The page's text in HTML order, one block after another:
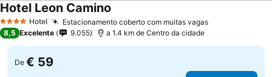
4 EstrelasHotel Estacionamento coberto com muitas vagasVer preços
Hotel Leon Camino
8,5 Excelente 9.055 a 1.4 km de Centro da cidade
De € 59